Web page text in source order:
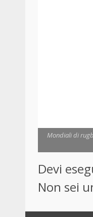
Mondiali di
Devi
Non sei